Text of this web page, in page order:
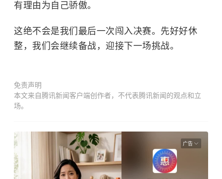
有理由为自己骄傲。
这绝不会是我们最后一次闯入决赛。先好好休
整，我们会继续备战，迎接下一场挑战。
免责声明
本文来自腾讯新闻客户端创作者，不代表腾讯新闻的观点和立
场。
广告